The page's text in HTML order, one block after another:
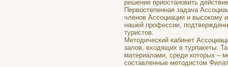
решение приостановить
Первостепенная задача
членов Ассоциации и высокому
нашей профессии,
туристов.
Методический кабинет
залов, входящих в турпакеты.
материалами, среди которых –
составленные методистом